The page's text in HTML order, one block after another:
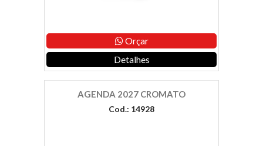
Orçar
Detalhes
AGENDA 2027 CROMATO
Cod.: 14928